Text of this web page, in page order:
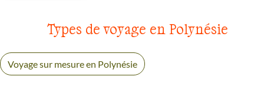
Types de voyage en Polynésie
Voyage sur mesure en Polynésie